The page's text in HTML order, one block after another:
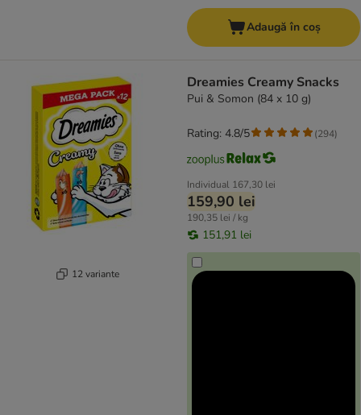
Adaugă în coș
12 variante
Dreamies Creamy Snacks
Pui & Somon (84 x 10 g)
Individual 167,30 lei
159,90 lei
190,35 lei / kg
151,91 lei
Rating: 4.8/5 (294)